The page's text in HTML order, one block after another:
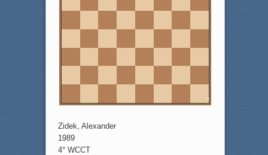
Zidek, Alexander
1989
4° WCCT